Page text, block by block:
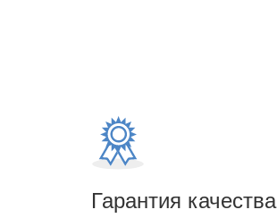
Гарантия качества